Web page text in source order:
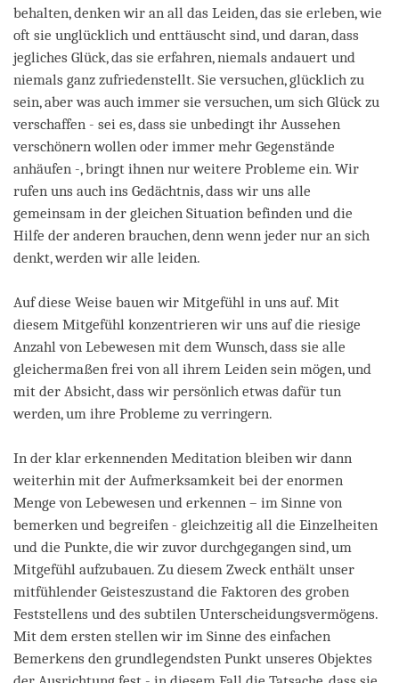
behalten, denken wir an all das Leiden, das sie erleben, wie
oft sie unglücklich und enttäuscht sind, und daran, dass
jegliches Glück, das sie erfahren, niemals andauert und
niemals ganz zufriedenstellt. Sie versuchen, glücklich zu
sein, aber was auch immer sie versuchen, um sich Glück zu
verschaffen - sei es, dass sie unbedingt ihr Aussehen
verschönern wollen oder immer mehr Gegenstände
anhäufen -, bringt ihnen nur weitere Probleme ein. Wir
rufen uns auch ins Gedächtnis, dass wir uns alle
gemeinsam in der gleichen Situation befinden und die
Hilfe der anderen brauchen, denn wenn jeder nur an sich
denkt, werden wir alle leiden.
Auf diese Weise bauen wir Mitgefühl in uns auf. Mit
diesem Mitgefühl konzentrieren wir uns auf die riesige
Anzahl von Lebewesen mit dem Wunsch, dass sie alle
gleichermaßen frei von all ihrem Leiden sein mögen, und
mit der Absicht, dass wir persönlich etwas dafür tun
werden, um ihre Probleme zu verringern.
In der klar erkennenden Meditation bleiben wir dann
weiterhin mit der Aufmerksamkeit bei der enormen
Menge von Lebewesen und erkennen – im Sinne von
bemerken und begreifen - gleichzeitig all die Einzelheiten
und die Punkte, die wir zuvor durchgegangen sind, um
Mitgefühl aufzubauen. Zu diesem Zweck enthält unser
mitfühlender Geisteszustand die Faktoren des groben
Feststellens und des subtilen Unterscheidungsvermögens.
Mit dem ersten stellen wir im Sinne des einfachen
Bemerkens den grundlegendsten Punkt unseres Objektes